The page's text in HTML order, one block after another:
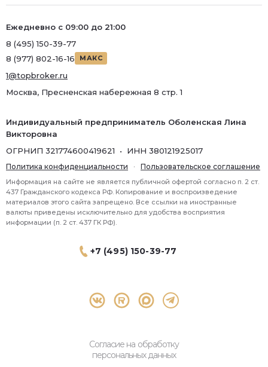
+7 (495) 150-39-77
Согласие на обработку
персональных данных
Ежедневно с 09:00 до 21:00
8 (495) 150-39-77
8 (977) 802-16-16
МАКС
1@topbroker.ru
Москва, Пресненская набережная 8 стр. 1
Индивидуальный предприниматель Оболенская Лина
Викторовна
ОГРНИП 321774600419621 • ИНН 380121925017
Политика конфиденциальности · Пользовательское соглашение
Информация на сайте не является публичной офертой согласно п. 2 ст.
437 Гражданского кодекса РФ. Копирование и воспроизведение
материалов этого сайта запрещено. Все ссылки на иностранные
валюты приведены исключительно для удобства восприятия
информации (п. 2 ст. 437 ГК РФ).